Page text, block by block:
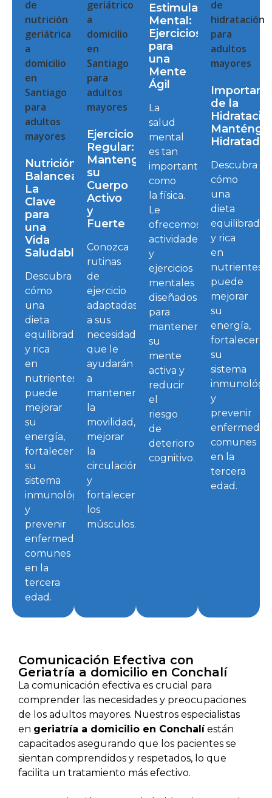
Nutrición
Balanceada:
La
Clave
para
una
Vida
Saludable
Descubra
cómo
una
dieta
equilibrada
y rica
en
nutrientes
puede
mejorar
su
energía,
fortalecer
su
sistema
inmunológico
y
prevenir
enfermedades
comunes
en la
tercera
edad.
Ejercicio
Regular:
Mantenga
su
Cuerpo
Activo
y
Fuerte
Conozca
rutinas
de
ejercicio
adaptadas
a sus
necesidades
que le
ayudarán
a
mantener
la
movilidad,
mejorar
la
circulación
y
fortalecer
los
músculos.
Estimulación
Mental:
Ejercicios
para
una
Mente
Ágil
La
salud
mental
es tan
importante
como
la física.
Le
ofrecemos
actividades
y
ejercicios
mentales
diseñados
para
mantener
su
mente
activa y
reducir
el
riesgo
de
deterioro
cognitivo.
de la
Hidratado
Descubra
cómo
una
dieta
equilibrada
y rica
en
nutrientes
puede
mejorar
su
energía,
fortalecer
su
sistema
y
prevenir
comunes
en la
tercera
edad.
Comunicación Efectiva con
Geriatría a domicilio en Conchalí
La comunicación efectiva es crucial para
comprender las necesidades y preocupaciones
de los adultos mayores. Nuestros especialistas
en geriatría a domicilio en Conchalíestán
capacitados asegurando que los pacientes se
sientan comprendidos y respetados, lo que
facilita un tratamiento más efectivo.